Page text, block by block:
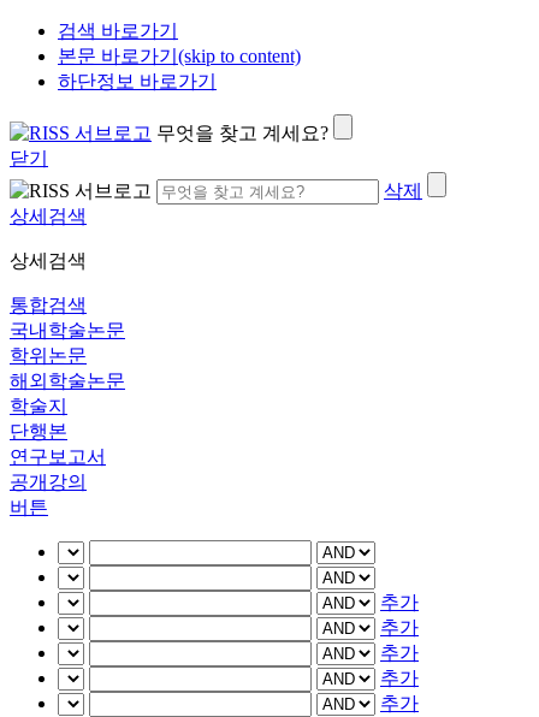
검색 바로가기
본문 바로가기(skip to content)
하단정보 바로가기
무엇을 찾고 계세요?
닫기
삭제
상세검색
상세검색
통합검색
국내학술논문
학위논문
해외학술논문
학술지
단행본
연구보고서
공개강의
버튼
추가
추가
추가
추가
추가